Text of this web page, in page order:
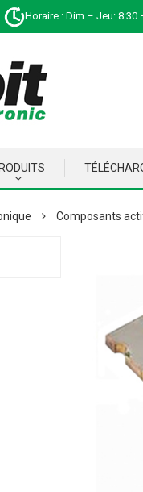
Horaire : Dim – Jeu: 8:30
Composants